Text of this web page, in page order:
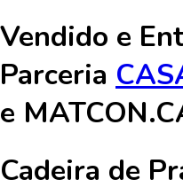
Vendido e
Parceria
e
Cadeira de